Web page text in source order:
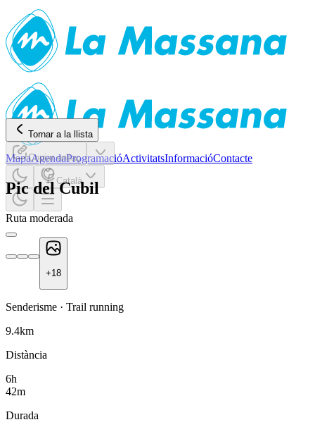
MapaAgendaProgramacióActivitatsInformacióContacte
Català
Tornar a la llista
Copiar enllaç
Pic del Cubil
Ruta moderada
+18
Senderisme · Trail running
9.4km
Distància
6h
42m
Durada